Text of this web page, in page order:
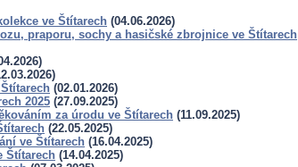
ve Štítarech (04.06.2026)
praporu, sochy a hasičské zbrojnice ve Štítarech
(02.01.2026)
2025 (27.09.2025)
za úrodu ve Štítarech (11.09.2025)
(22.05.2025)
ve Štítarech (16.04.2025)
Štítarech (14.04.2025)